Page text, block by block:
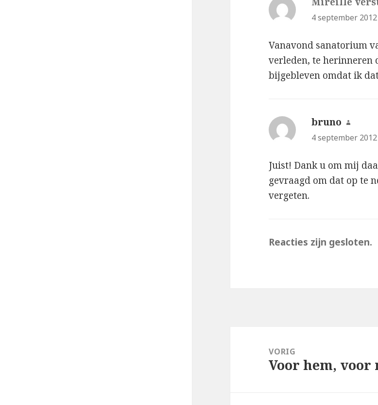
4 september
Vanavond sanatorium
verleden, te herinneren
bijgebleven omdat ik
bruno schreef:
4 september
Juist! Dank u om mij
gevraagd om dat op te
vergeten.
Reacties zijn gesloten.
navigatieVORIG
Vorig
Voor hem, voor